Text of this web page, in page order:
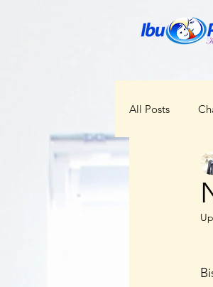
All Posts
Kabar
Kesehatan